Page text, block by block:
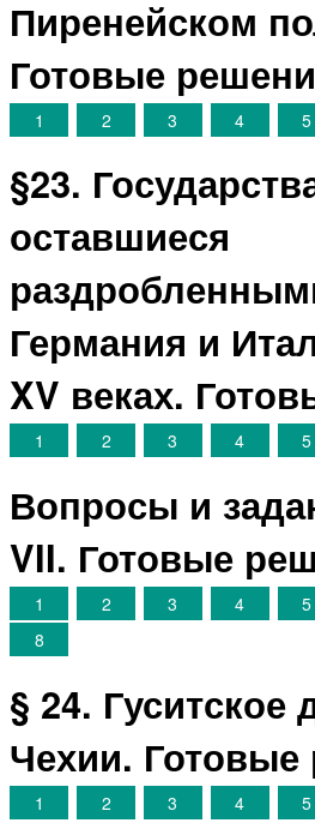
Пиренейском
Готовые
1 2 3 4 5
§23.
оставшиеся
Германия и
XV веках.
1 2 3 4 5
Вопросы и
VII. Готовые
1 2 3 4 5
8
§ 24. Гуситское
Чехии.
1 2 3 4 5